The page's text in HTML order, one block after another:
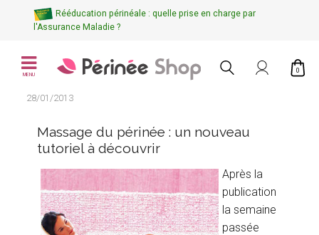
Rééducation périnéale : quelle prise en charge par
l'Assurance Maladie ?
MENU
0
28/01/2013
Massage du périnée : un nouveau
tutoriel à découvrir
Après la
publication
la semaine
passée